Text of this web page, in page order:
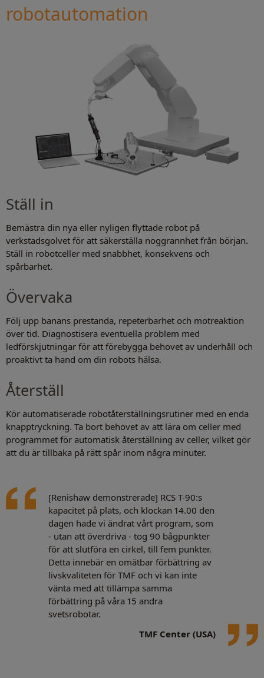
robotautomation
Ställ in
Bemästra din nya eller nyligen flyttade robot på
verkstadsgolvet för att säkerställa noggrannhet från början.
Ställ in robotceller med snabbhet, konsekvens och
spårbarhet.
Övervaka
Följ upp banans prestanda, repeterbarhet och motreaktion
över tid. Diagnostisera eventuella problem med
ledförskjutningar för att förebygga behovet av underhåll och
proaktivt ta hand om din robots hälsa.
Återställ
Kör automatiserade robotåterställningsrutiner med en enda
knapptryckning. Ta bort behovet av att lära om celler med
programmet för automatisk återställning av celler, vilket gör
att du är tillbaka på rätt spår inom några minuter.
[Renishaw demonstrerade] RCS T-90:s
kapacitet på plats, och klockan 14.00 den
dagen hade vi ändrat vårt program, som
- utan att överdriva - tog 90 bågpunkter
för att slutföra en cirkel, till fem punkter.
Detta innebär en omätbar förbättring av
livskvaliteten för TMF och vi kan inte
vänta med att tillämpa samma
förbättring på våra 15 andra
svetsrobotar.
TMF Center (USA)